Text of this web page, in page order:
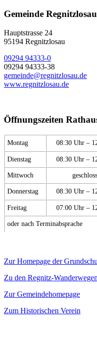
Gemeinde Regnitzlosau
Hauptstrasse 24
95194 Regnitzlosau
09294 94333-0
09294 94333-38
gemeinde@regnitzlosau.de
www.regnitzlosau.de
Öffnungszeiten
Montag 08:30 Uhr –
Dienstag 08:30 Uhr –
Mittwoch
Donnerstag 08:30 Uhr –
Freitag 07:00 Uhr –
oder nach Terminabsprache
Zur Homepage der
Zu den Regnitz-Wanderwegen
Zur Gemeindehomepage
Zum Historischen Verein